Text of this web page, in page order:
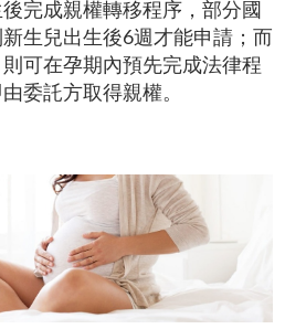
完成親權轉移程序，部分國
生兒出生後6週才能申請；而
可在孕期內預先完成法律程
委託方取得親權。